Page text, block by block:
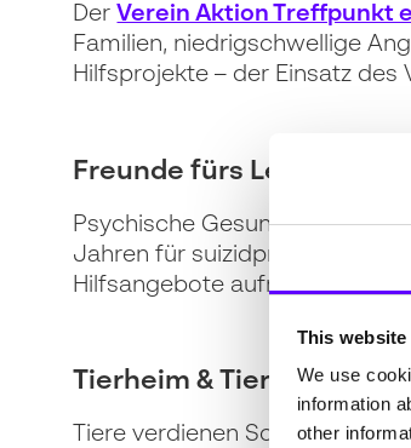
This
We use
information
other
DerVerein Aktion Treffpunkt
Familien, niedrigschwellige
Hilfsprojekte – der Einsatz
Freunde fürs Leben e. V.
Psychische Gesundheit geht
Jahren für suizidpräventive
Hilfsangebote aufmerksam.
Tierheim &
Tiere verdienen Schutz und